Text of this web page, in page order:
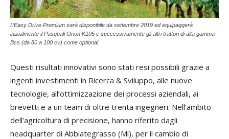
L’Easy Drive Premium sarà disponibile da settembre 2019 ed equipaggerà
inizialmente il Pasquali Orion K105 e successivamente gli altri trattori di alta gamma
Bcs (da 80 a 100 cv) come optional
Questi risultati innovativi sono stati resi possibili grazie a
ingenti investimenti in Ricerca & Sviluppo, alle nuove
tecnologie, all’ottimizzazione dei processi aziendali, ai
brevetti e a un team di oltre trenta ingegneri. Nell’ambito
dell’agricoltura di precisione, hanno riferito dagli
headquarter di Abbiategrasso (Mi), per il cambio di